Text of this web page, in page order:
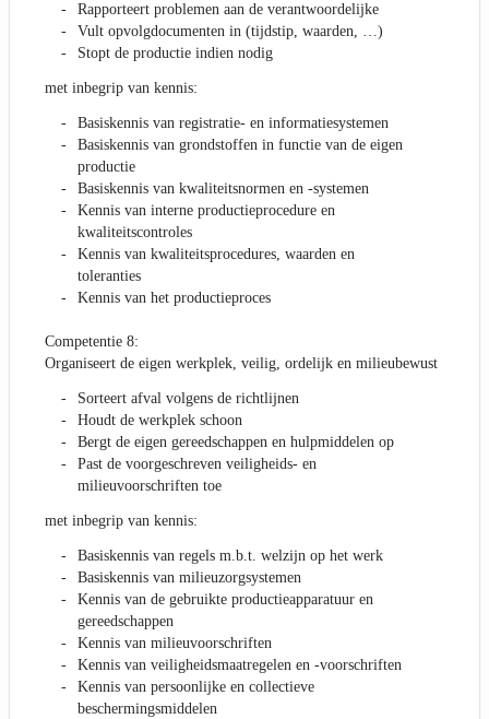
Rapporteert problemen aan de verantwoordelijke
Vult opvolgdocumenten in (tijdstip, waarden, …)
Stopt de productie indien nodig
met inbegrip van kennis:
Basiskennis van registratie- en informatiesystemen
Basiskennis van grondstoffen in functie van de eigen
productie
Basiskennis van kwaliteitsnormen en -systemen
Kennis van interne productieprocedure en
kwaliteitscontroles
Kennis van kwaliteitsprocedures, waarden en
toleranties
Kennis van het productieproces
Competentie 8:
Organiseert de eigen werkplek, veilig, ordelijk en milieubewust
Sorteert afval volgens de richtlijnen
Houdt de werkplek schoon
Bergt de eigen gereedschappen en hulpmiddelen op
Past de voorgeschreven veiligheids- en
milieuvoorschriften toe
met inbegrip van kennis:
Basiskennis van regels m.b.t. welzijn op het werk
Basiskennis van milieuzorgsystemen
Kennis van de gebruikte productieapparatuur en
gereedschappen
Kennis van milieuvoorschriften
Kennis van veiligheidsmaatregelen en -voorschriften
Kennis van persoonlijke en collectieve
beschermingsmiddelen